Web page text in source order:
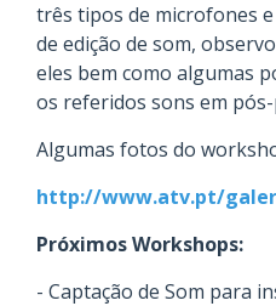
três tipos de microfones
de edição de som,
eles bem como algumas
os referidos sons em
Algumas fotos do
http://www.atv.pt/
Próximos Workshops:
- Captação de Som para